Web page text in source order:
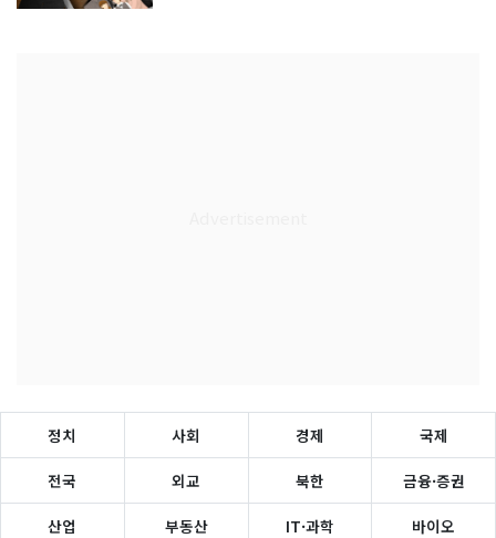
정치 사회 경제 국제
전국 외교 북한 금융·증권
산업 부동산 IT·과학 바이오